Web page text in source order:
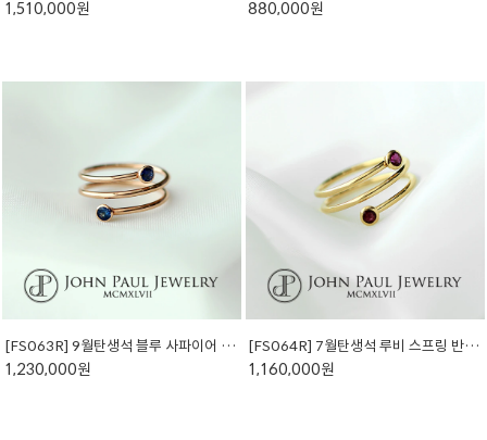
1,510,000원 880,000원
[FS063R] 9월탄생석 블루 사파이어 스프링 반지 (천연석)
1,230,000원
[FS064R] 7월탄생석 루비 스프링 반지 (천연석)
1,160,000원